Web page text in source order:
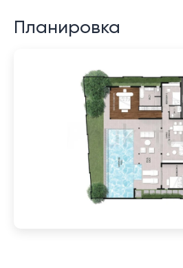
Планировка